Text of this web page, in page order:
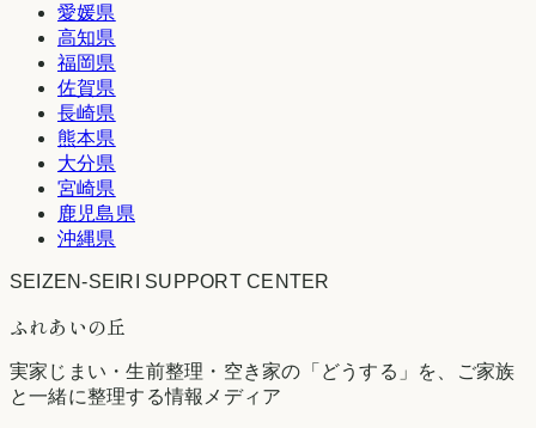
愛媛県
高知県
福岡県
佐賀県
長崎県
熊本県
大分県
宮崎県
鹿児島県
沖縄県
SEIZEN-SEIRI SUPPORT CENTER
ふれあいの丘
実家じまい・生前整理・空き家の「どうする」を、ご家族
と一緒に整理する情報メディア